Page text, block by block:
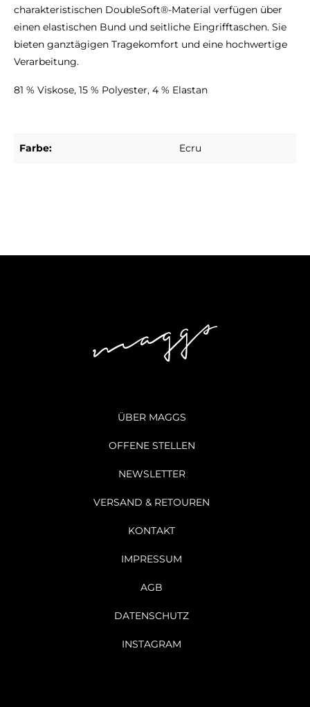
charakteristischen DoubleSoft®-Material verfügen über
einen elastischen Bund und seitliche Eingrifftaschen. Sie
bieten ganztägigen Tragekomfort und eine hochwertige
Verarbeitung.
81 % Viskose, 15 % Polyester, 4 % Elastan
Farbe: Ecru
ÜBER MAGGS
OFFENE STELLEN
NEWSLETTER
VERSAND & RETOUREN
KONTAKT
IMPRESSUM
AGB
DATENSCHUTZ
INSTAGRAM